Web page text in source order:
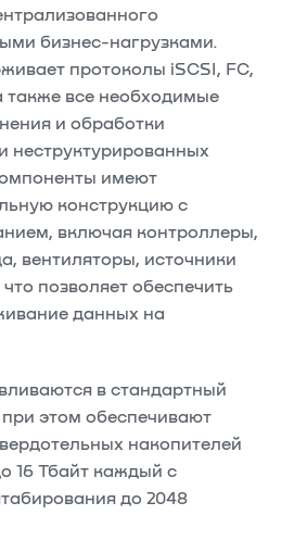
бизнес-нагрузками.
протоколы iSCSI, FC,
также все необходимые
и обработки
неструктурированных
имеют
конструкцию с
включая контроллеры,
вентиляторы, источники
позволяет обеспечить
данных на
в стандартный
этом обеспечивают
накопителей
16 Тбайт каждый с
до 2048